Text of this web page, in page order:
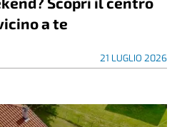
a te
21 LUGLIO 2026